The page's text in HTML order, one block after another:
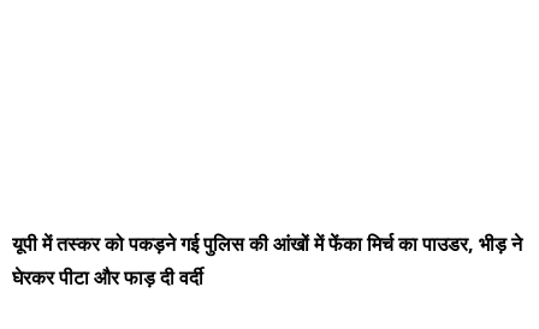
यूपी में तस्कर को पकड़ने गई पुलिस की आंखों में फेंका मिर्च का पाउडर, भीड़ ने
घेरकर पीटा और फाड़ दी वर्दी